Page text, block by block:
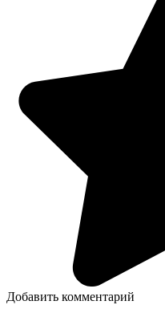
Добавить комментарий